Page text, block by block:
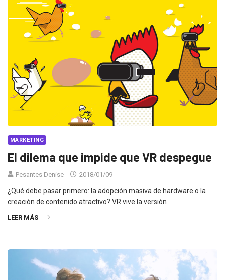
MARKETING
El dilema que impide que VR despegue
Pesantes Denise 2018/01/09
¿Qué debe pasar primero: la adopción masiva de hardware o la
creación de contenido atractivo? VR vive la versión
LEER MÁS